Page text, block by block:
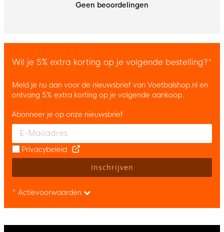
Geen beoordelingen
Wil je 5% extra korting op je volgende bestelling?*
Meld je nu aan voor de nieuwsbrief van Voetbalshop.nl en
ontvang 5% extra korting op je volgende aankoop.
Enter your email and accept the privacy policy to subscribe to
Abonneer je op onze nieuwsbrief
Privacybeleid
Inschrijven
* Actievoorwaarden